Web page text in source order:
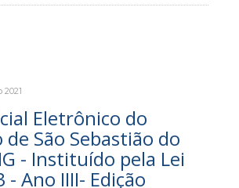
Eletrônico do
São Sebastião do
- Instituído pela Lei
- Ano IIII- Edição